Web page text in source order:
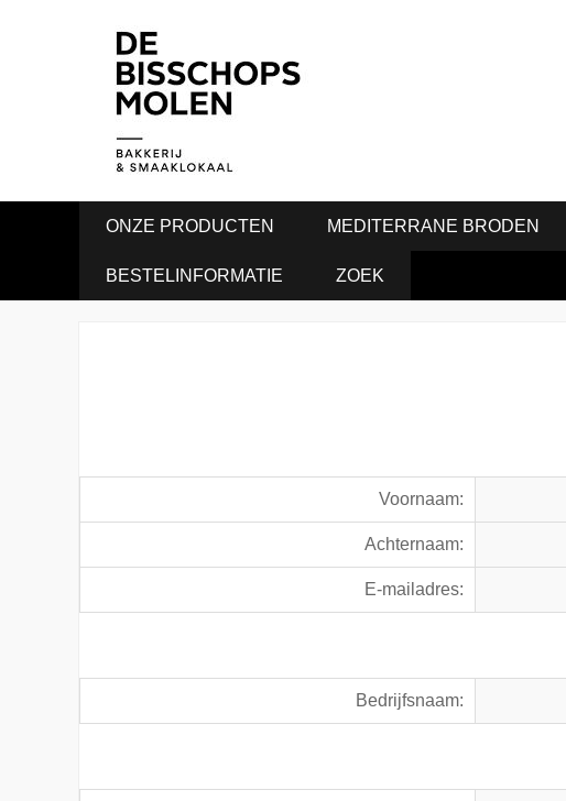
ONZE PRODUCTEN MEDITERRANE BRODEN
BESTELINFORMATIE ZOEK
Voornaam:
Achternaam:
E-mailadres:
Bedrijfsnaam: